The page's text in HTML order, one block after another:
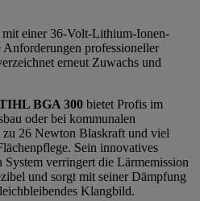
mit einer 36-Volt-Lithium-Ionen-
professioneller
erneut Zuwachs und
BGA 300 bietet Profis im
oder bei kommunalen
zu 26 Newton Blaskraft und viel
Sein innovatives
verringert die Lärmemission
und sorgt mit seiner Dämpfung
Klangbild.